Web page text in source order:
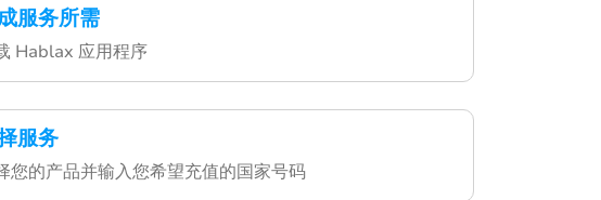
服务所需
Hablax 应用程序
服务
您的产品并输入您希望充值的国家号码